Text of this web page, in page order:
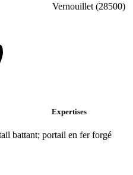
Vernouillet (28500)
Expertises
battant; portail en fer forgé